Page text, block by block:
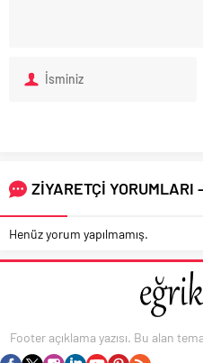
ZİYARETÇİ YORUMLARI
Henüz yorum yapılmamış.
Footer açıklama yazısı. Bu alan